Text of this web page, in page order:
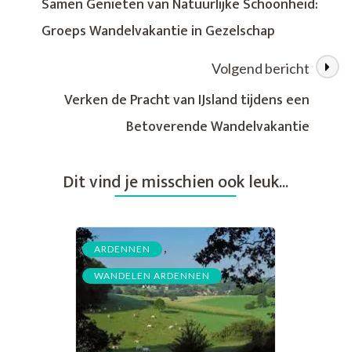
tijdens
een
Samen Genieten van Natuurlijke Schoonheid:
Groeps Wandelvakantie in Gezelschap
Volgend bericht
Verken de Pracht van IJsland tijdens een
Betoverende Wandelvakantie
Dit vind je misschien ook leuk...
ARDENNEN ,
WANDELEN ARDENNEN